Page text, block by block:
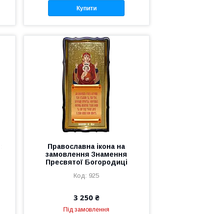
Купити
Православна ікона на
замовлення Знамення
Пресвятої Богородиці
925
3 250 ₴
Під замовлення